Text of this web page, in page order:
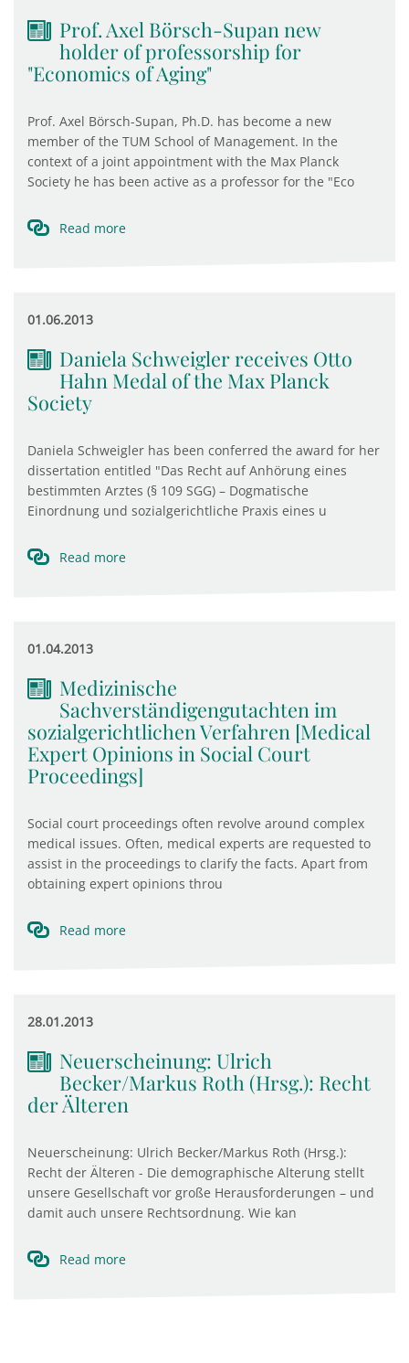
Prof. Axel Börsch-Supan new
holder of professorship for
"Economics of Aging"
Prof. Axel Börsch-Supan, Ph.D. has become a new
member of the TUM School of Management. In the
context of a joint appointment with the Max Planck
Society he has been active as a professor for the "Eco
Read more
01.06.2013
Daniela Schweigler receives Otto
Hahn Medal of the Max Planck
Society
Daniela Schweigler has been conferred the award for her
dissertation entitled "Das Recht auf Anhörung eines
bestimmten Arztes (§ 109 SGG) – Dogmatische
Einordnung und sozialgerichtliche Praxis eines u
Read more
01.04.2013
Medizinische
Sachverständigengutachten im
sozialgerichtlichen Verfahren [Medical
Expert Opinions in Social Court
Proceedings]
Social court proceedings often revolve around complex
medical issues. Often, medical experts are requested to
assist in the proceedings to clarify the facts. Apart from
obtaining expert opinions throu
Read more
28.01.2013
Neuerscheinung: Ulrich
Becker/Markus Roth (Hrsg.): Recht
der Älteren
Neuerscheinung: Ulrich Becker/Markus Roth (Hrsg.):
Recht der Älteren - Die demographische Alterung stellt
unsere Gesellschaft vor große Herausforderungen – und
damit auch unsere Rechtsordnung. Wie kan
Read more